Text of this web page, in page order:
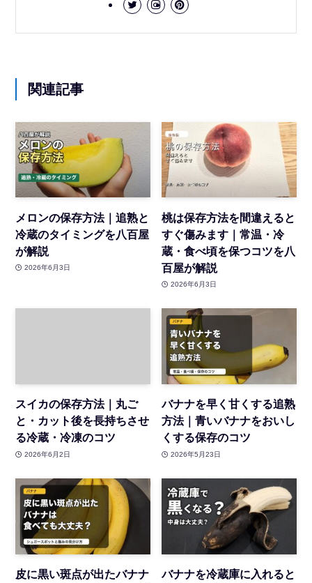
関連記事
メロンの保存方法｜追熟と
冷蔵のタイミングを八百屋
が解説
2026年6月3日
桃は保存方法を間違えると
すぐ傷みます｜常温・冷
蔵・食べ頃を保つコツを八
百屋が解説
2026年6月3日
スイカの保存方法｜丸ご
と・カット後を長持ちさせ
る冷蔵・冷凍のコツ
2026年6月2日
バナナを早く甘くする追熟
方法｜青いバナナをおいし
くする保存のコツ
2026年5月23日
皮に黒い斑点が出たバナナ
バナナを冷蔵庫に入れると